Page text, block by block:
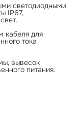
светодиодными
IP67,
кабеля для
тока
вывесок
питания.